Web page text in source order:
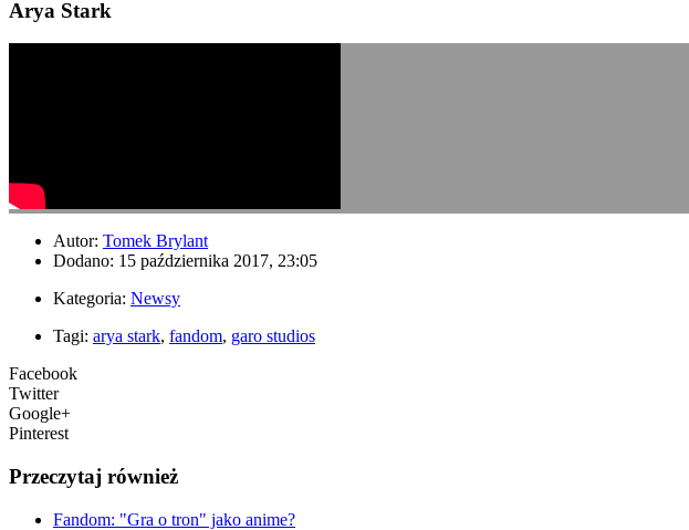
Arya Stark
Autor: Tomek Brylant
Dodano: 15 października 2017, 23:05
Kategoria: Newsy
Tagi: arya stark, fandom, garo studios
Facebook
Twitter
Google+
Pinterest
Przeczytaj również
Fandom: "Gra o tron" jako anime?